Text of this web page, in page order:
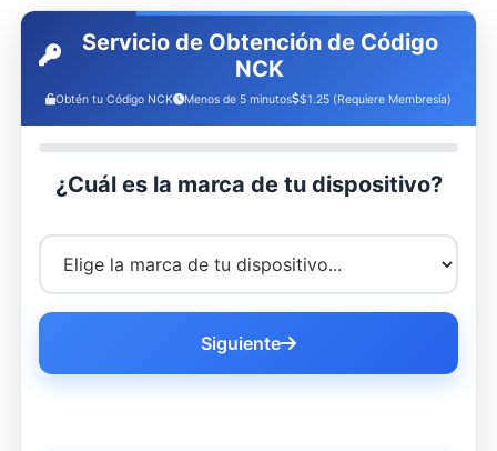
Servicio de Obtención de Código
NCK
Obtén tu Código NCK Menos de 5 minutos $1.25 (Requiere Membresía)
¿Cuál es la marca de tu dispositivo?
Siguiente